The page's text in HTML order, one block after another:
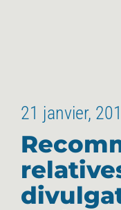
21 janvier,